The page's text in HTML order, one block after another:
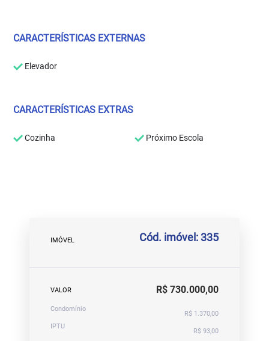
CARACTERÍSTICAS EXTERNAS
Elevador
CARACTERÍSTICAS EXTRAS
Cozinha Próximo Escola
IMÓVEL Cód. imóvel: 335
VALOR R$ 730.000,00
Condomínio
R$ 1.370,00
IPTU
R$ 93,00